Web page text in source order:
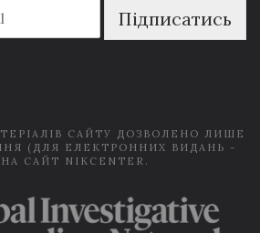
Підписатись
САЙТУ ДОЗВОЛЕНО ЛИШЕ
(ДЛЯ ЕЛЕКТРОННИХ ВИДАНЬ -
САЙТ NIKCENTER.